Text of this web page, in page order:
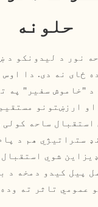
حلونه
نور د لیدونکو د
ځای نه دی. دا
د "خاموش سفیر" په
ارزښتونو
استقبال ساحه کولی
ستراتیژي هم د
شوي
پیل کیدو دمخه د